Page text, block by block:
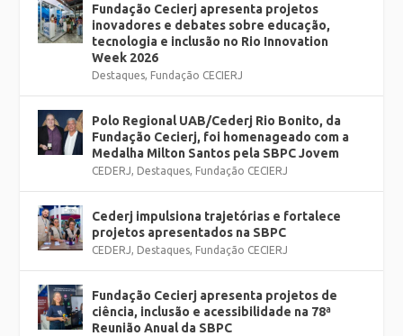
Fundação Cecierj apresenta projetos
inovadores e debates sobre educação,
tecnologia e inclusão no Rio Innovation
Week 2026
Destaques Fundação CECIERJ
Polo Regional UAB/Cederj Rio Bonito, da
Fundação Cecierj, foi homenageado com a
Medalha Milton Santos pela SBPC Jovem
CEDERJ Destaques Fundação CECIERJ
Cederj impulsiona trajetórias e fortalece
projetos apresentados na SBPC
CEDERJ Destaques Fundação CECIERJ
Fundação Cecierj apresenta projetos de
ciência, inclusão e acessibilidade na 78ª
Reunião Anual da SBPC